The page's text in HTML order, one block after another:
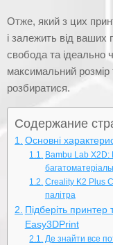
Отже, який з цих
і залежить від ваших
свобода та ідеально
максимальний розмір
розбиратися.
Содержание
Основні
Bambu Lab X2D:
Creality K2 Plus
палітра
Підберіть
Easy3DPrint
Де знайти все